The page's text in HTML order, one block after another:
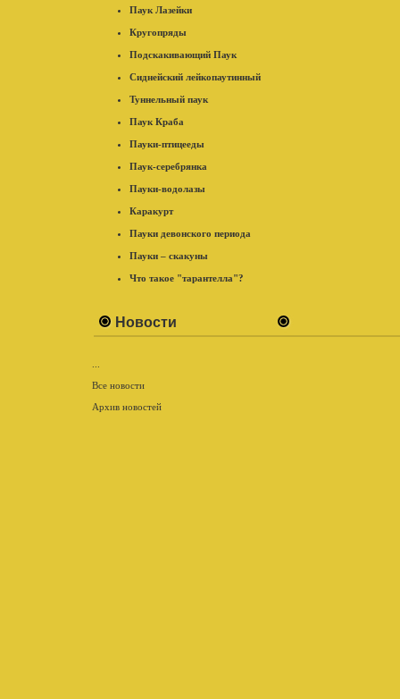
Паук Лазейки
Кругопряды
Подскакивающий Паук
Сиднейский лейкопаутинный
Туннельный паук
Паук Краба
Пауки-птицееды
Паук-серебрянка
Пауки-водолазы
Каракурт
Пауки девонского периода
Пауки – скакуны
Что такое "тарантелла"?
Новости
Все новости
Архив новостей